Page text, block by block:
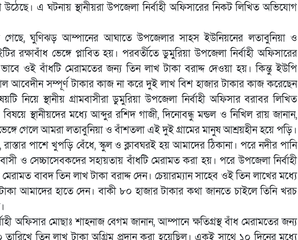
এ ঘটনায় স্থানীয়রা উপজেলা নির্বাহী অফিসারের নিকট লিখিত অভিযোগ
গেছে, ঘুণিঝড় আম্পানের আঘাতে উপজেলার সাহস ইউনিয়নের লতাবুনিয়া ও
রক্ষাবাঁধ ভেঙ্গে প্লাবিত হয়। পরবর্তীতে ডুমুরিয়া উপজেলা নির্বাহী অফিসারের
ওই বাঁধটি মেরামতের জন্য তিন লাখ টাকা বরাদ্দ দেওয়া হয়। কিন্তু ইউপি
আবেদীন সম্পূর্ণ টাকার কাজ না করে দুই লাখ বিশ হাজার টাকার কাজ করেছেন
নিয়ে স্থানীয় গ্রামবাসীরা ডুমুরিয়া উপজেলা নির্বাহী অফিসার বরাবর লিখিত
স্থানীয়দের মধ্যে আব্দুর রশিদ গাজী, দিনোবন্ধু মন্ডল ও নিখিল রায় জানান,
গেলে আমরা লতাবুনিয়া ও বাঁশতলা এই দুই গ্রামের মানুষ আশ্রয়হীন হয়ে পড়ি।
পাশে খুপড়ি বেঁধে, স্কুল ও ক্লাবঘরই হয় আমাদের ঠিকানা। পরে নদীর পানি
ও সেচ্চাসেবকদের সহায়তায় বাঁধটি মেরামত করা হয়। পরে উপজেলা নির্বাহী
বাবদ তিন লাখ টাকা বরাদ্দ দেন। চেয়ারম্যান সাহেব ওই তিন লাখের মধ্যে
আমাদের হাতে দেন। বাকী ৮০ হাজার টাকার কথা জানতে চাইলে তিনি খরচ
অফিসার মোছাঃ শাহনাজ বেগম জানান, আম্পানে ক্ষতিগ্রস্থ বাঁধ মেরামতের জন্য